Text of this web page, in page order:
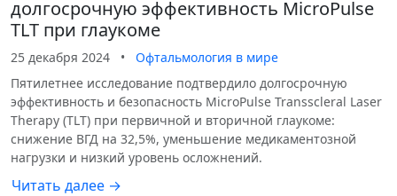
долгосрочную эффективность MicroPulse
TLT при глаукоме
25 декабря 2024 •
Офтальмология в мире
Пятилетнее исследование подтвердило долгосрочную
эффективность и безопасность MicroPulse Transscleral Laser
Therapy (TLT) при первичной и вторичной глаукоме:
снижение ВГД на 32,5%, уменьшение медикаментозной
нагрузки и низкий уровень осложнений.
Читать далее →